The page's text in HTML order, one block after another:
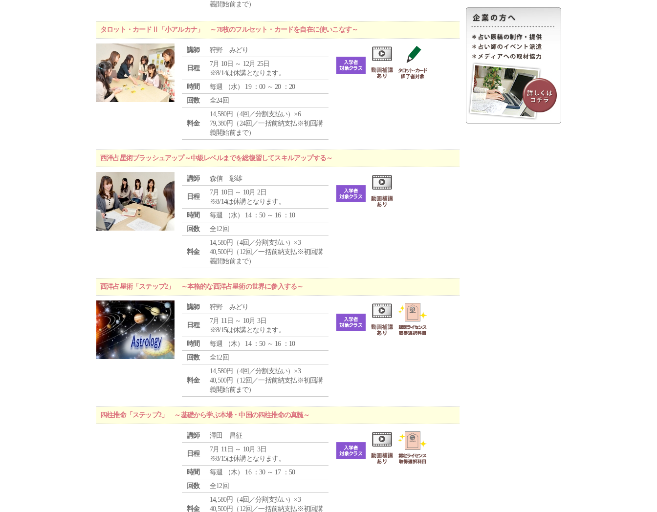
義開始前まで）
タロット・カードⅡ「小アルカナ」 ～78枚のフルセット・カードを自在に使いこなす～
講師 狩野 みどり
日程
7月 10日 ～ 12月 25日
※8/14は休講となります。
時間
毎週 （水） 19 ：00 ～ 20 ：20
回数
全24回
料金
14,580円（4回／分割支払い）×6
79,380円（24回／一括前納支払※初回講
義開始前まで）
西洋占星術ブラッシュアップ～中級レベルまでを総復習してスキルアップする～
講師 森信 彰雄
日程
7月 10日 ～ 10月 2日
※8/14は休講となります。
時間
毎週 （水） 14 ：50 ～ 16 ：10
回数
全12回
料金
14,580円（4回／分割支払い）×3
40,500円（12回／一括前納支払※初回講
義開始前まで）
西洋占星術「ステップ2」 ～本格的な西洋占星術の世界に参入する～
講師 狩野 みどり
日程
7月 11日 ～ 10月 3日
※8/15は休講となります。
時間
毎週 （木） 14 ：50 ～ 16 ：10
回数
全12回
料金
14,580円（4回／分割支払い）×3
40,500円（12回／一括前納支払※初回講
義開始前まで）
四柱推命「ステップ2」 ～基礎から学ぶ本場・中国の四柱推命の真髄～
講師 澤田 昌征
日程
7月 11日 ～ 10月 3日
※8/15は休講となります。
時間
毎週 （木） 16 ：30 ～ 17 ：50
回数
全12回
料金
14,580円（4回／分割支払い）×3
40,500円（12回／一括前納支払※初回講